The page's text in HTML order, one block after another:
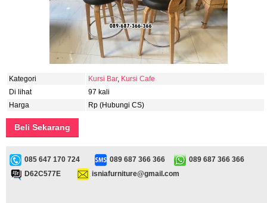
Kategori Kursi Bar, Kursi Cafe
Di lihat
97 kali
Harga
Rp (Hubungi CS)
Beli Sekarang
085 647 170 724 089 687 366 366
089 687 366 366
D62C577E
isniafurniture@gmail.com